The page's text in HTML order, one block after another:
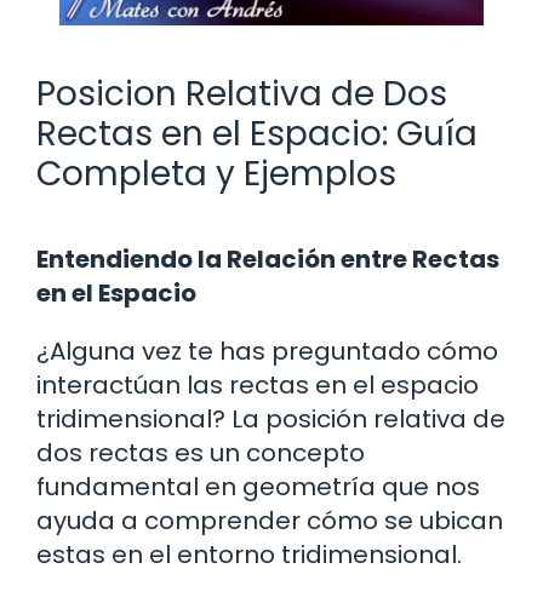
Posicion Relativa de Dos
Rectas en el Espacio: Guía
Completa y Ejemplos
Entendiendo la Relación entre Rectas
en el Espacio
¿Alguna vez te has preguntado cómo
interactúan las rectas en el espacio
tridimensional? La posición relativa de
dos rectas es un concepto
fundamental en geometría que nos
ayuda a comprender cómo se ubican
estas en el entorno tridimensional.